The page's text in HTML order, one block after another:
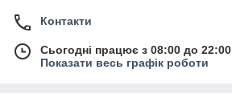
Контакти
Сьогодні працює з 08:00 до 22:00
Показати весь графік роботи